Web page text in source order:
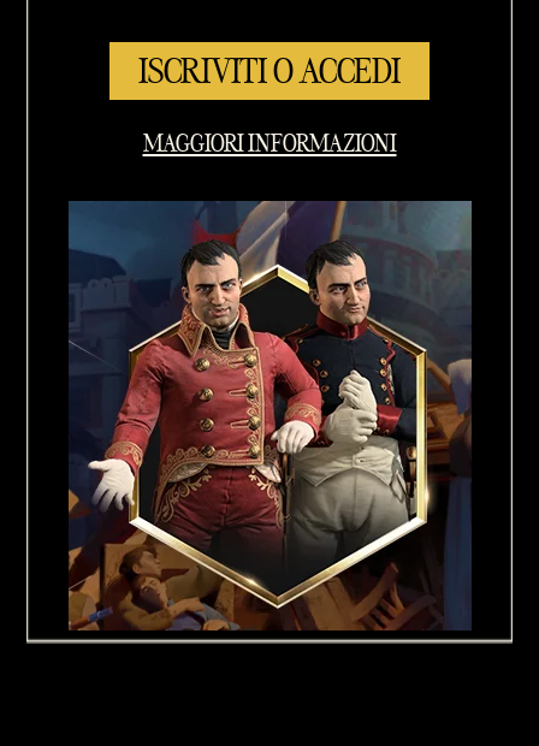
ISCRIVITI O ACCEDI
MAGGIORI INFORMAZIONI